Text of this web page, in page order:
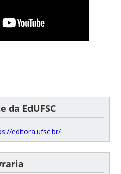
da EdUFSC
editora.ufsc.br/